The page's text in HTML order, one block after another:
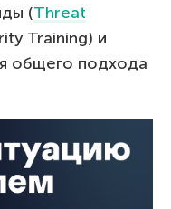
(Threat
Training) и
общего подхода